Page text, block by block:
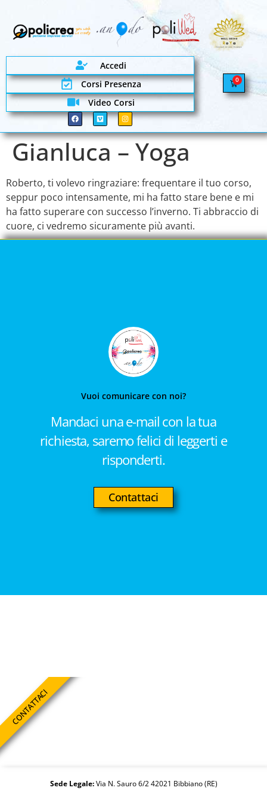
0
Accedi
Corsi Presenza
Video Corsi
Gianluca – Yoga
Roberto, ti volevo ringraziare: frequentare il tuo corso,
seppur poco intensamente, mi ha fatto stare bene e mi
ha fatto superare con successo l’inverno. Ti abbraccio di
cuore, ci vedremo sicuramente più avanti.
Vuoi comunicare con noi?
Mandaci una e-mail con la tua
richiesta, saremo felici di leggerti e
risponderti.
Contattaci
CONTATTACI
Sede Legale:Via N. Sauro 6/2 42021 Bibbiano (RE)